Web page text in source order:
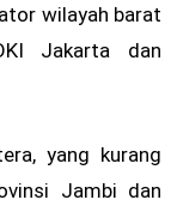
wilayah barat
Jakarta dan
yang kurang
Jambi dan